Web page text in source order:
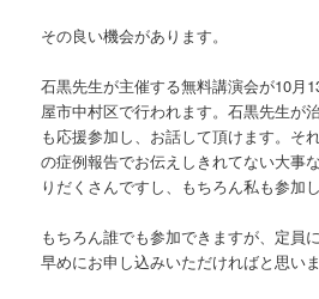
その良い機会があります。
石黒先生が主催する無料講演会が10月
屋市中村区で行われます。石黒先生が
も応援参加し、お話して頂けます。そ
の症例報告でお伝えしきれてない大事
りだくさんですし、もちろん私も参加
もちろん誰でも参加できますが、定員
早めにお申し込みいただければと思いま